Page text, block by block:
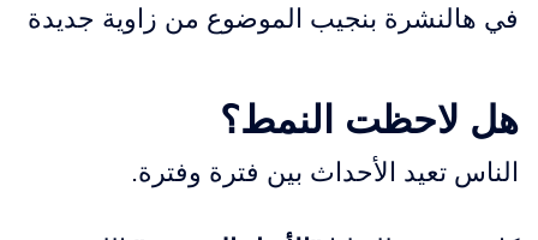
في هالنشرة بنجيب الموضوع من زاوية جديدة
هل لاحظت النمط؟
الناس تعيد الأحداث بين فترة وفترة.